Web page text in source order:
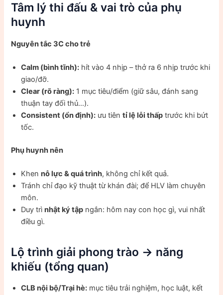
Tâm lý thi đấu & vai trò của phụ
huynh
Nguyên tắc 3C cho trẻ
Calm (bình tĩnh): hít vào 4 nhịp – thở ra 6 nhịp trước khi
giao/đỡ.
Clear (rõ ràng): 1 mục tiêu/điểm (giữ sâu, đánh sang
thuận tay đối thủ…).
Consistent (ổn định): ưu tiêntỉ lệ lỗi thấp trước khi bứt
tốc.
Phụ huynh nên
Khennỗ lực & quá trình, không chỉ kết quả.
Tránh chỉ đạo kỹ thuật từ khán đài; để HLV làm chuyên
môn.
Duy trìnhật ký tập ngắn: hôm nay con học gì, vui nhất
điều gì.
Lộ trình giải phong trào → năng
khiếu (tổng quan)
CLB nội bộ/Trại hè: mục tiêu trải nghiệm, học luật, kết